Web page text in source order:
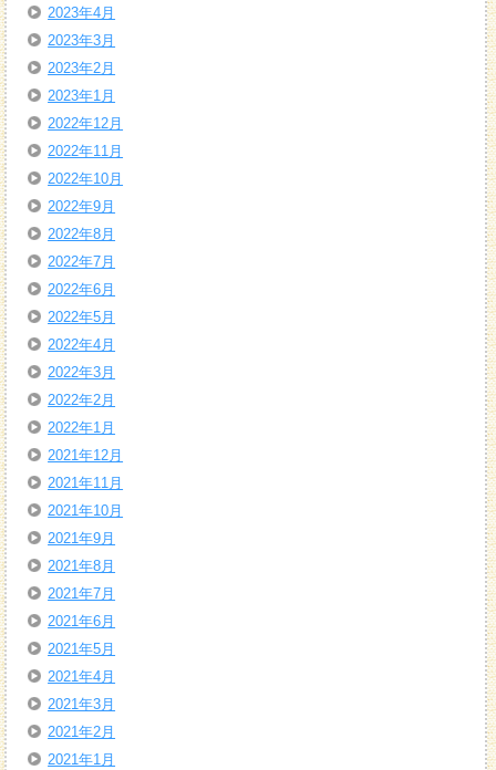
2023年4月
2023年3月
2023年2月
2023年1月
2022年12月
2022年11月
2022年10月
2022年9月
2022年8月
2022年7月
2022年6月
2022年5月
2022年4月
2022年3月
2022年2月
2022年1月
2021年12月
2021年11月
2021年10月
2021年9月
2021年8月
2021年7月
2021年6月
2021年5月
2021年4月
2021年3月
2021年2月
2021年1月